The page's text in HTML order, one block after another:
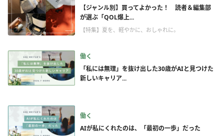
【ジャンル別】買ってよかった！ 読者＆編集部
が選ぶ「QOL爆上...
【特集】夏を、軽やかに、おしゃれに。
働く
「私には無理」を抜け出した30歳がAIと見つけた
新しいキャリア...
働く
AIが私にくれたのは、「最初の一歩」だった